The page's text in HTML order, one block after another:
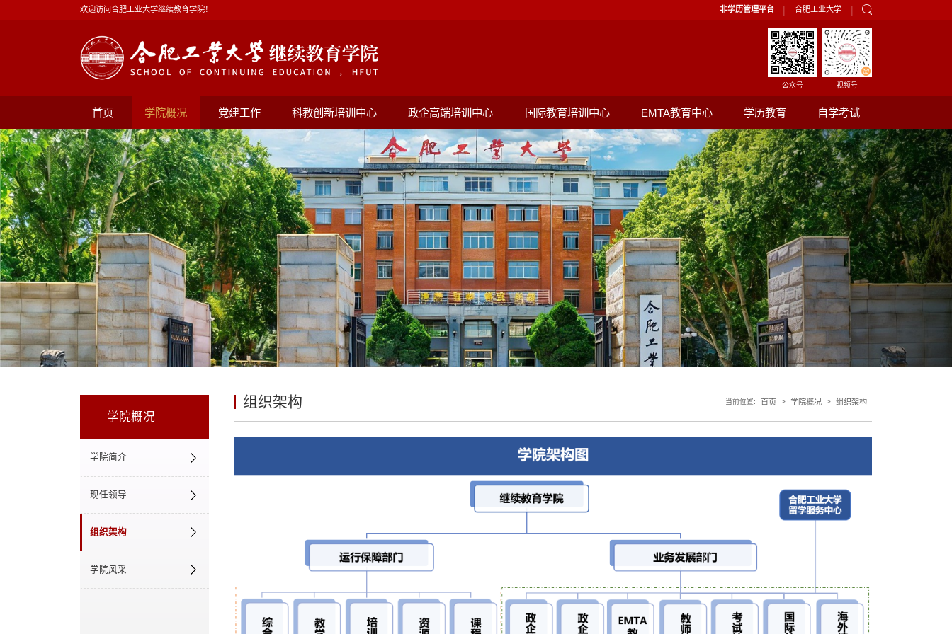
欢迎访问合肥工业大学继续教育学院！ 非学历管理平台 | 合肥工业大学 |
公众号 视频号
首页 学院概况 党建工作 科教创新培训中心 政企高端培训中心 国际教育培训中心 EMTA教育中心 学历教育 自学考试
学院概况
学院简介
现任领导
组织架构
学院风采
组织架构 当前位置: 首页 > 学院概况 > 组织架构